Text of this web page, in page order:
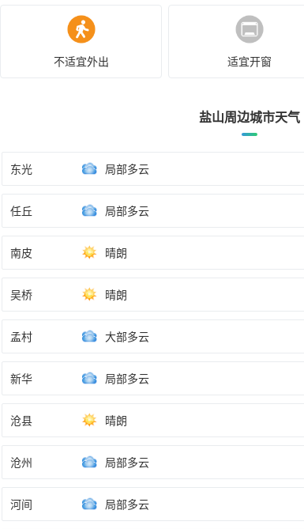
不适宜外出 适宜开窗
盐山周边城市天气
东光 局部多云
任丘 局部多云
南皮 晴朗
吴桥 晴朗
孟村 大部多云
新华 局部多云
沧县 晴朗
沧州 局部多云
河间 局部多云